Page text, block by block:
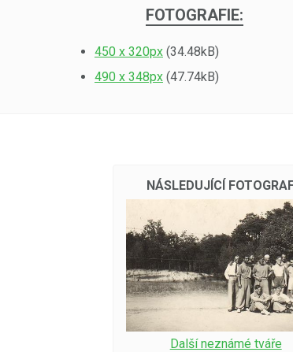
FOTOGRAFIE:
450 x 320px (34.48kB)
490 x 348px (47.74kB)
NÁSLEDUJÍCÍ
Další neznámé tváře